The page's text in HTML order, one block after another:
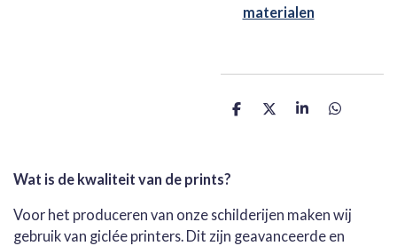
materialen
D
D
S
D
Wat is de kwaliteit van de prints?
Voor het produceren van onze schilderijen maken wij
gebruik van giclée printers. Dit zijn geavanceerde en